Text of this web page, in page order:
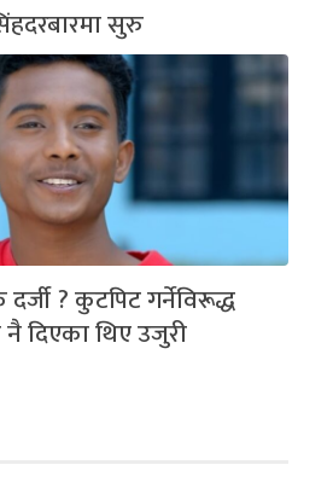
सुरु
? कुटपिट गर्नेविरूद्ध
नै दिएका थिए उजुरी